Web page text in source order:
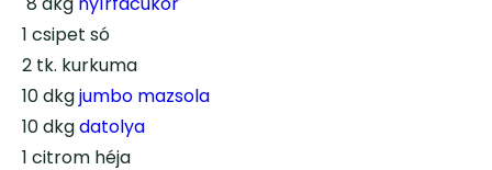
1 csipet só
2 tk. kurkuma
10 dkgjumbo mazsola
10 dkgdatolya
1 citrom héja